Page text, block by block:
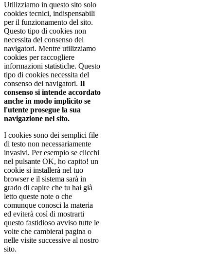
Utilizziamo in questo sito solo
cookies tecnici, indispensabili
per il funzionamento del sito.
Questo tipo di cookies non
necessita del consenso dei
navigatori. Mentre utilizziamo
cookies per raccogliere
informazioni statistiche. Questo
tipo di cookies necessita del
consenso dei navigatori. Il
consenso si intende accordato
anche in modo implicito se
l'utente prosegue la sua
navigazione nel sito.
I cookies sono dei semplici file
di testo non necessariamente
invasivi. Per esempio se clicchi
nel pulsante OK, ho capito! un
cookie si installerà nel tuo
browser e il sistema sarà in
grado di capire che tu hai già
letto queste note o che
comunque conosci la materia
ed eviterà così di mostrarti
questo fastidioso avviso tutte le
volte che cambierai pagina o
nelle visite successive al nostro
sito.